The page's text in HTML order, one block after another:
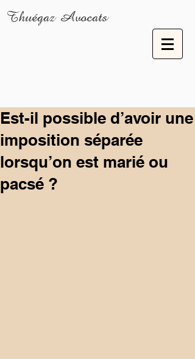
Thuégaz Avocats
Est-il possible d’avoir une
imposition séparée
lorsqu’on est marié ou
pacsé ?